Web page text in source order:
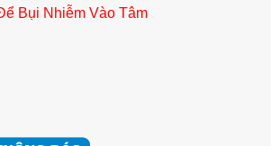
Bụi Nhiễm Vào Tâm